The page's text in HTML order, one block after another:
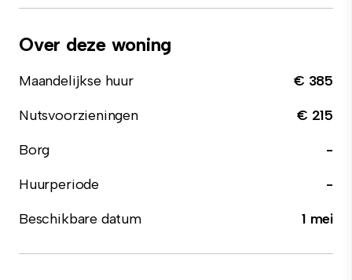
Over deze woning
Maandelijkse huur
€ 385
Nutsvoorzieningen
€ 215
Borg
-
Huurperiode
-
Beschikbare datum
1 mei